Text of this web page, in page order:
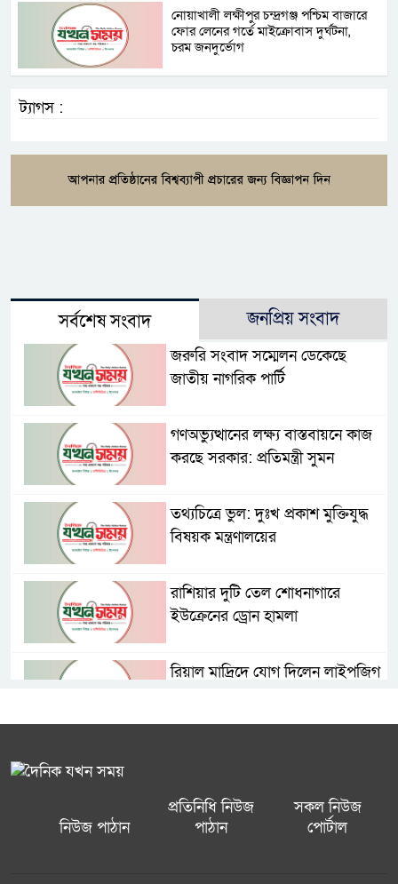
নোয়াখালী লক্ষীপুর চন্দ্রগঞ্জ পশ্চিম বাজারে
ফোর লেনের গর্তে মাইক্রোবাস দুর্ঘটনা,
চরম জনদুর্ভোগ
ট্যাগস :
সর্বশেষ সংবাদ জনপ্রিয় সংবাদ
জরুরি সংবাদ সম্মেলন ডেকেছে
জাতীয় নাগরিক পার্টি
গণঅভ্যুত্থানের লক্ষ্য বাস্তবায়নে কাজ
করছে সরকার: প্রতিমন্ত্রী সুমন
তথ্যচিত্রে ভুল: দুঃখ প্রকাশ মুক্তিযুদ্ধ
বিষয়ক মন্ত্রণালয়ের
রাশিয়ার দুটি তেল শোধনাগারে
ইউক্রেনের ড্রোন হামলা
রিয়াল মাদ্রিদে যোগ দিলেন লাইপজিগ
ব্যাংক ঋণের এক-তৃতীয়াংশই চুরি
নিউজ পাঠান
প্রতিনিধি নিউজ
পাঠান
সকল নিউজ
পোর্টাল